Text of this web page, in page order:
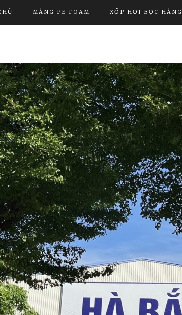
MÀNG PE FOAM XỐP HƠI BỌC HÀNG